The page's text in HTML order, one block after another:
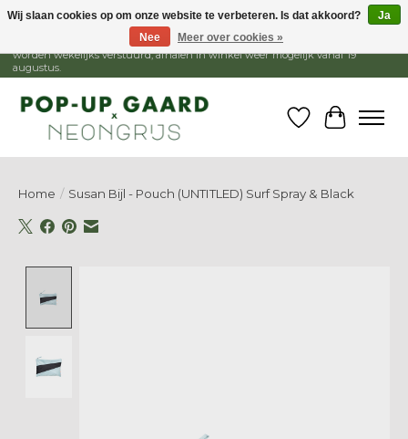
1 - 15 augustus is de winkel gesloten, webshop blijft open. Bestellingen
worden wekelijks verstuurd, afhalen in winkel weer mogelijk vanaf 19
augustus.
Verlanglijst
Home / Susan Bijl - Pouch (UNTITLED) Surf Spray & Black
Wij slaan cookies op om onze website te verbeteren. Is dat akkoord?
Ja
Nee
Meer over cookies »